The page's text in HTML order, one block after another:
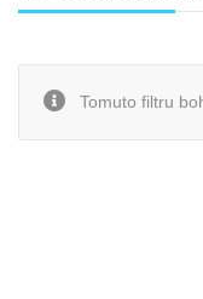
Tomuto filtru